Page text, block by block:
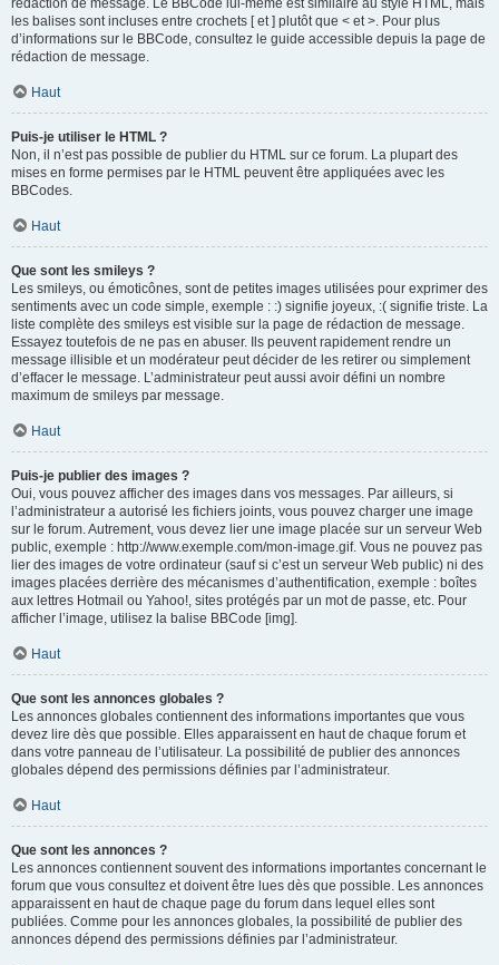
rédaction de message. Le BBCode lui-même est similaire au style HTML, mais
les balises sont incluses entre crochets [ et ] plutôt que < et >. Pour plus
d’informations sur le BBCode, consultez le guide accessible depuis la page de
rédaction de message.
Haut
Puis-je utiliser le HTML ?
Non, il n’est pas possible de publier du HTML sur ce forum. La plupart des
mises en forme permises par le HTML peuvent être appliquées avec les
BBCodes.
Haut
Que sont les smileys ?
Les smileys, ou émoticônes, sont de petites images utilisées pour exprimer des
sentiments avec un code simple, exemple : :) signifie joyeux, :( signifie triste. La
liste complète des smileys est visible sur la page de rédaction de message.
Essayez toutefois de ne pas en abuser. Ils peuvent rapidement rendre un
message illisible et un modérateur peut décider de les retirer ou simplement
d’effacer le message. L’administrateur peut aussi avoir défini un nombre
maximum de smileys par message.
Haut
Puis-je publier des images ?
Oui, vous pouvez afficher des images dans vos messages. Par ailleurs, si
l’administrateur a autorisé les fichiers joints, vous pouvez charger une image
sur le forum. Autrement, vous devez lier une image placée sur un serveur Web
public, exemple : http://www.exemple.com/mon-image.gif. Vous ne pouvez pas
lier des images de votre ordinateur (sauf si c’est un serveur Web public) ni des
images placées derrière des mécanismes d’authentification, exemple : boîtes
aux lettres Hotmail ou Yahoo!, sites protégés par un mot de passe, etc. Pour
afficher l’image, utilisez la balise BBCode [img].
Haut
Que sont les annonces globales ?
Les annonces globales contiennent des informations importantes que vous
devez lire dès que possible. Elles apparaissent en haut de chaque forum et
dans votre panneau de l’utilisateur. La possibilité de publier des annonces
globales dépend des permissions définies par l’administrateur.
Haut
Que sont les annonces ?
Les annonces contiennent souvent des informations importantes concernant le
forum que vous consultez et doivent être lues dès que possible. Les annonces
apparaissent en haut de chaque page du forum dans lequel elles sont
publiées. Comme pour les annonces globales, la possibilité de publier des
annonces dépend des permissions définies par l’administrateur.